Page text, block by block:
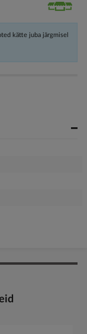
kätte juba järgmisel